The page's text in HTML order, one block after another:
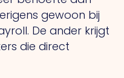
gewoon bij
De ander krijgt
die direct